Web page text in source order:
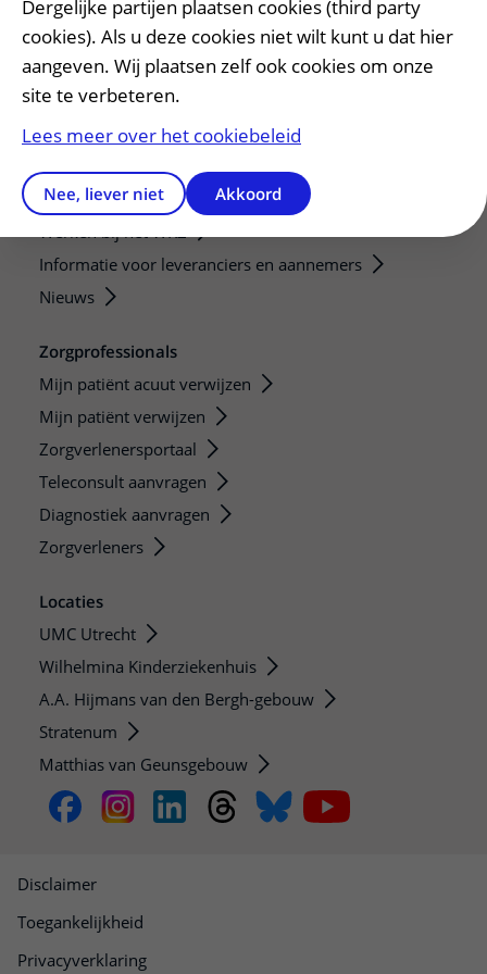
Samenwerken met patiënten
Clientenraad
Steun het WKZ
Pers en externen
Persvoorlichting
Online media
Werken bij het WKZ
Informatie voor leveranciers en aannemers
Nieuws
Zorgprofessionals
Mijn patiënt acuut verwijzen
Mijn patiënt verwijzen
Zorgverlenersportaal
Teleconsult aanvragen
Diagnostiek aanvragen
Zorgverleners
Locaties
UMC Utrecht
Wilhelmina Kinderziekenhuis
A.A. Hijmans van den Bergh-gebouw
Stratenum
Matthias van Geunsgebouw
Disclaimer
Toegankelijkheid
Privacyverklaring
Dergelijke partijen plaatsen cookies (third party
cookies). Als u deze cookies niet wilt kunt u dat hier
aangeven. Wij plaatsen zelf ook cookies om onze
site te verbeteren.
Lees meer over het cookiebeleid
Nee, liever niet Akkoord